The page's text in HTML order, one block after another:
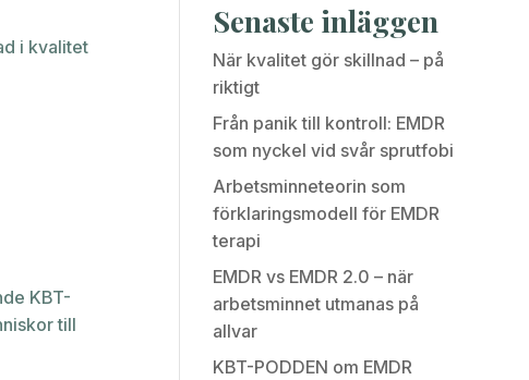
i kvalitet
KBT-
till
Senaste inläggen
När kvalitet gör skillnad – på
riktigt
Från panik till kontroll: EMDR
som nyckel vid svår sprutfobi
Arbetsminneteorin som
förklaringsmodell för EMDR
terapi
EMDR vs EMDR 2.0 – när
arbetsminnet utmanas på
allvar
KBT-PODDEN om EMDR